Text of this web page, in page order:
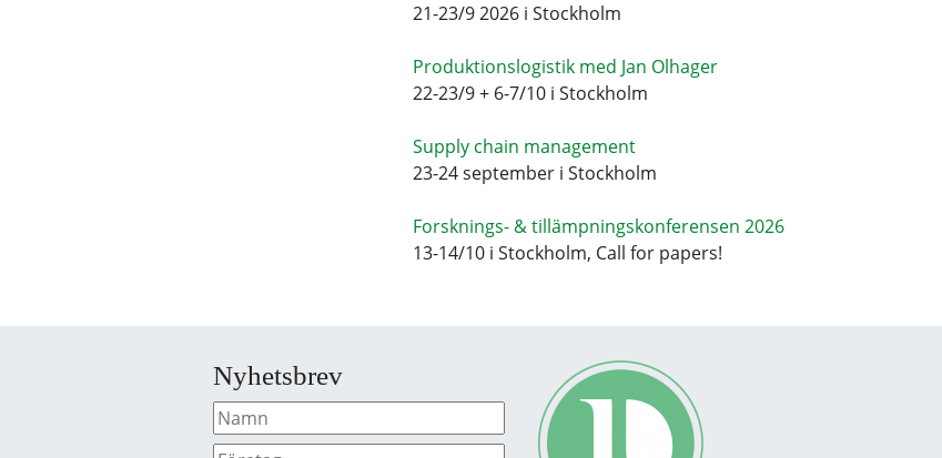
21-23/9 2026 i Stockholm
Produktionslogistik med Jan Olhager
22-23/9 + 6-7/10 i Stockholm
Supply chain management
23-24 september i Stockholm
Forsknings- & tillämpningskonferensen 2026
13-14/10 i Stockholm, Call for papers!
Nyhetsbrev